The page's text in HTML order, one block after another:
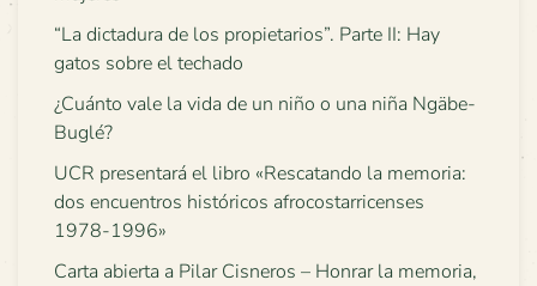
“La dictadura de los propietarios”. Parte II: Hay
gatos sobre el techado
¿Cuánto vale la vida de un niño o una niña Ngäbe-
Buglé?
UCR presentará el libro «Rescatando la memoria:
dos encuentros históricos afrocostarricenses
1978-1996»
Carta abierta a Pilar Cisneros – Honrar la memoria,